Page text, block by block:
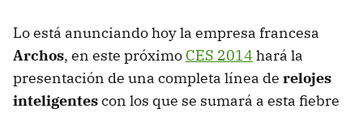
Lo está anunciando hoy la empresa francesa
Archos, en este próximo CES 2014 hará la
presentación de una completa línea de relojes
inteligentescon los que se sumará a esta fiebre